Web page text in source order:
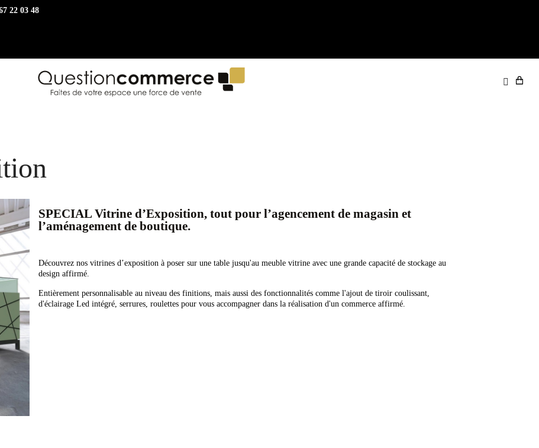
22 03 48
SPECIAL Vitrine d’Exposition, tout pour l’agencement de magasin et
l’aménagement de boutique.
Découvrez nos vitrines d’exposition à poser sur une table jusqu'au meuble vitrine avec une grande capacité de stockage au
design affirmé.
Entièrement personnalisable au niveau des finitions, mais aussi des fonctionnalités comme l'ajout de tiroir coulissant,
d'éclairage Led intégré, serrures, roulettes pour vous accompagner dans la réalisation d'un commerce affirmé.